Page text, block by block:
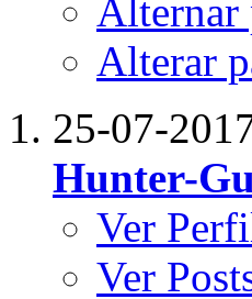
Alternar
Alterar
25-07-
Hunter-
Ver
Ver